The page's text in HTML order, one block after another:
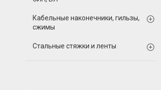
Кабельные наконечники, гильзы,
сжимы
Стальные стяжки и ленты